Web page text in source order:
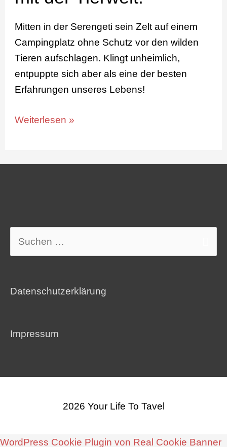
Mitten in der Serengeti sein Zelt auf einem
Campingplatz ohne Schutz vor den wilden
Tieren aufschlagen. Klingt unheimlich,
entpuppte sich aber als eine der besten
Erfahrungen unseres Lebens!
Tierwelt!
Weiterlesen »
Suchen
nach:
Datenschutzerklärung
Impressum
2026 Your Life To Tavel
WordPress Cookie Plugin von Real Cookie Banner